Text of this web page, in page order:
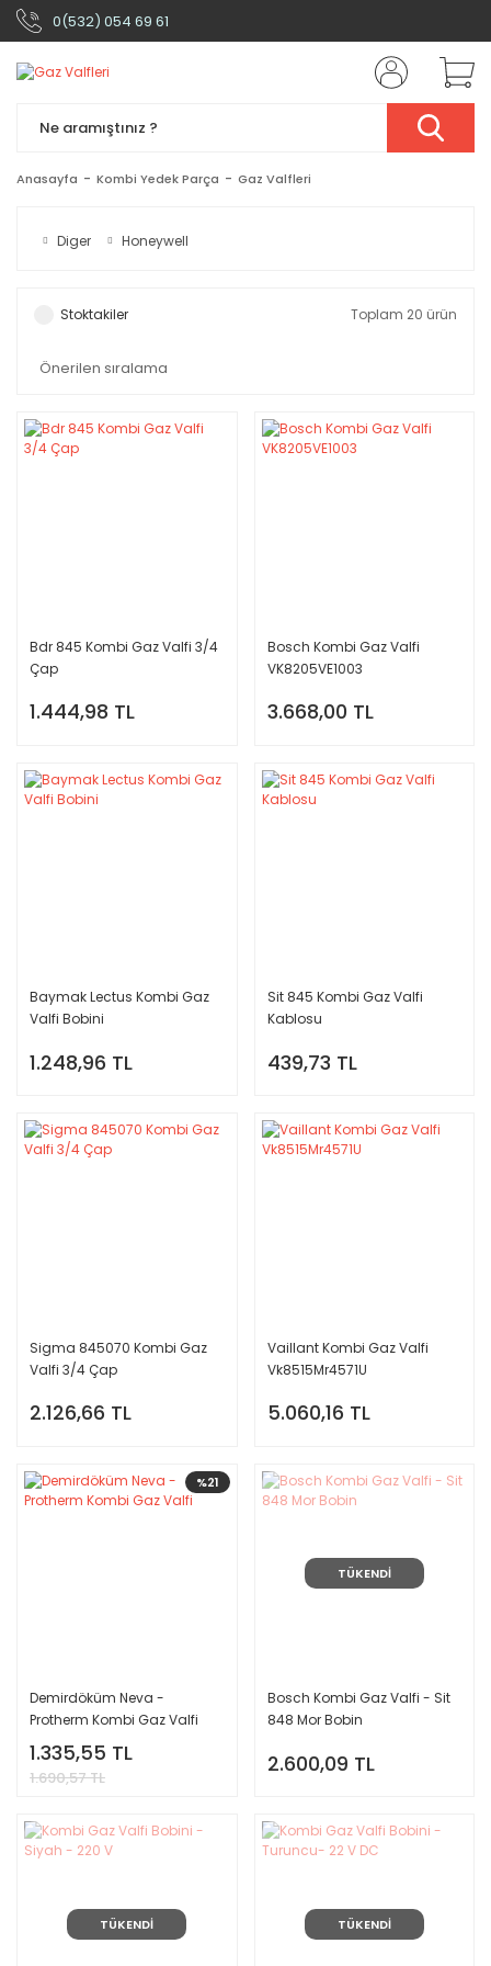
0(532) 054 69 61
Anasayfa Kombi Yedek Parça Gaz Valfleri
Diger Honeywell
Stoktakiler Toplam 20 ürün
Bdr 845 Kombi Gaz Valfi 3/4
Çap
1.444,98 TL
Bosch Kombi Gaz Valfi
VK8205VE1003
3.668,00 TL
Baymak Lectus Kombi Gaz
Valfi Bobini
1.248,96 TL
Sit 845 Kombi Gaz Valfi
Kablosu
439,73 TL
Sigma 845070 Kombi Gaz
Valfi 3/4 Çap
2.126,66 TL
Vaillant Kombi Gaz Valfi
Vk8515Mr4571U
5.060,16 TL
%21
Demirdöküm Neva -
Protherm Kombi Gaz Valfi
1.335,55 TL
1.690,57 TL
TÜKENDİ
Bosch Kombi Gaz Valfi - Sit
848 Mor Bobin
2.600,09 TL
TÜKENDİ TÜKENDİ